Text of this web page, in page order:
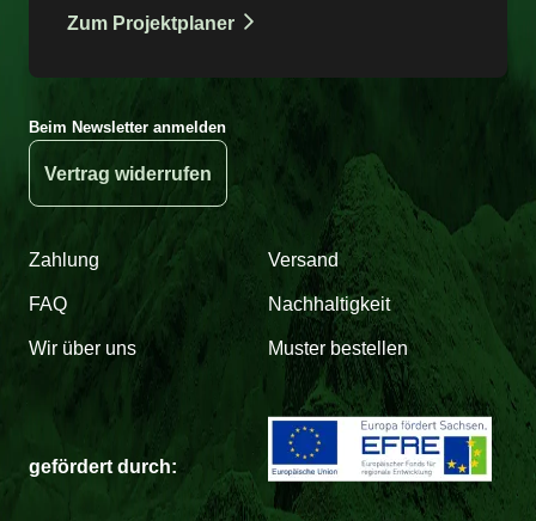
Zum Projektplaner
Beim Newsletter anmelden
Vertrag widerrufen
Zahlung Versand
FAQ Nachhaltigkeit
Wir über uns Muster bestellen
gefördert durch: